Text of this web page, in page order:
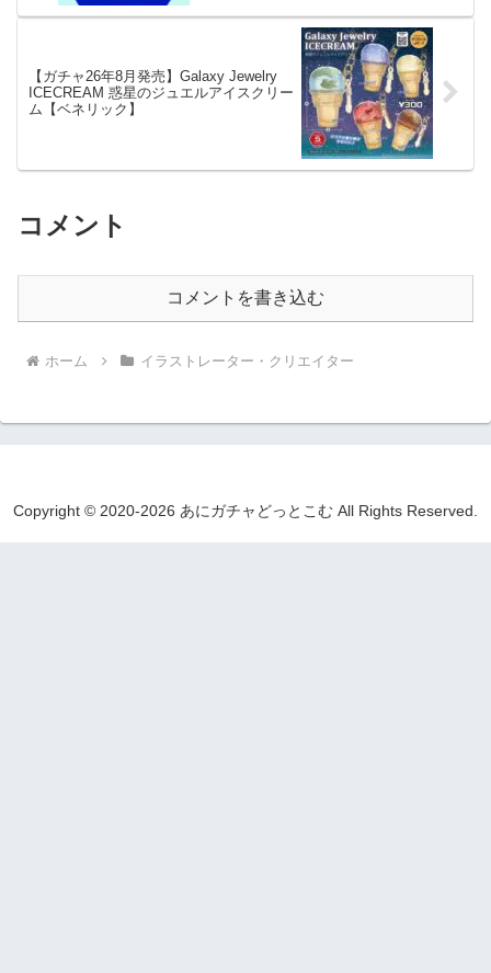
【ガチャ26年8月発売】Galaxy Jewelry
ICECREAM 惑星のジュエルアイスクリー
ム【ベネリック】
コメント
コメントを書き込む
ホーム イラストレーター・クリエイター
Copyright © 2020-2026 あにガチャどっとこむ All Rights Reserved.